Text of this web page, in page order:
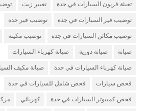
تعبئة فريون السيارات في جدة تغيير زيت
توضيب قير السيارات في جدة توضيب قير جدة
توضيب مكائن السيارات في جدة توضيب مكينة
صيانة صيانة دورية صيانة كهرباء السيارات
صيانة كهرباء السيارات في جدة صيانة مكيف
فحص سيارات فحص شامل للسيارات في جدة
فحص كمبيوتر السيارات في جدة كهربائي